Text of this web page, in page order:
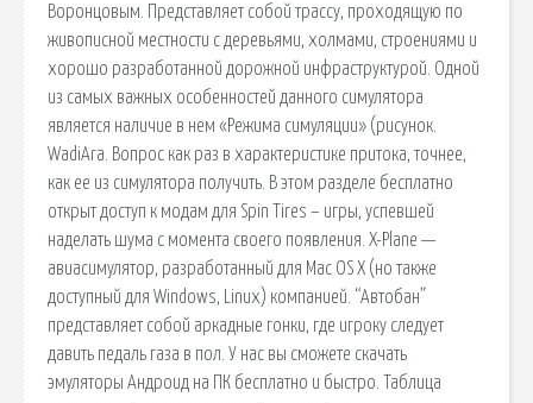
Воронцовым. Представляет собой трассу, проходящую по
живописной местности с деревьями, холмами, строениями и
хорошо разработанной дорожной инфраструктурой. Одной
из самых важных особенностей данного симулятора
является наличие в нем «Режима симуляции» (рисунок.
WadiAra. Вопрос как раз в характеристике притока, точнее,
как ее из симулятора получить. В этом разделе бесплатно
открыт доступ к модам для Spin Tires – игры, успевшей
наделать шума с момента своего появления. X-Plane —
авиасимулятор, разработанный для Mac OS X (но также
доступный для Windows, Linux) компанией. “Автобан”
представляет собой аркадные гонки, где игроку следует
давить педаль газа в пол. У нас вы сможете скачать
эмуляторы Андроид на ПК бесплатно и быстро. Таблица